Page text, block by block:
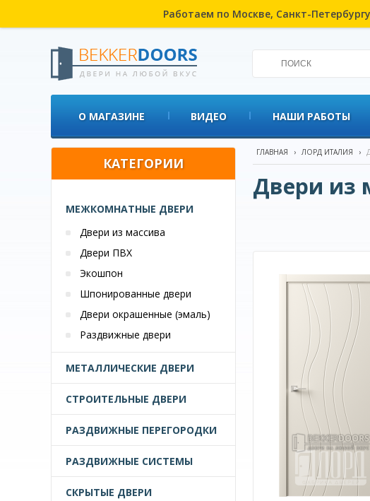
Работаем по Москве, Санкт-
О МАГАЗИНЕ ВИДЕО НАШИ РАБОТЫ
КАТЕГОРИИ
МЕЖКОМНАТНЫЕ ДВЕРИ
Двери из массива
Двери ПВХ
Экошпон
Шпонированные двери
Двери окрашенные (эмаль)
Раздвижные двери
МЕТАЛЛИЧЕСКИЕ ДВЕРИ
СТРОИТЕЛЬНЫЕ ДВЕРИ
РАЗДВИЖНЫЕ ПЕРЕГОРОДКИ
РАЗДВИЖНЫЕ СИСТЕМЫ
СКРЫТЫЕ ДВЕРИ
ГЛАВНАЯ › ЛОРД ИТАЛИЯ ›
Двери из